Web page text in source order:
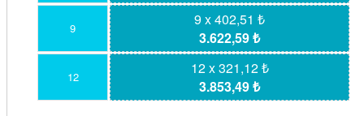
9
9 x 402,51 ₺
3.622,59 ₺
12
12 x 321,12 ₺
3.853,49 ₺